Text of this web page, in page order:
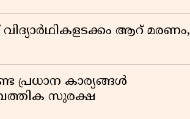
ആറ് മരണം,
പ്രധാന കാര്യങ്ങൾ
സുരക്ഷ